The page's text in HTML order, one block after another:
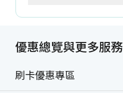
優惠總覽與更多服務
刷卡優惠專區